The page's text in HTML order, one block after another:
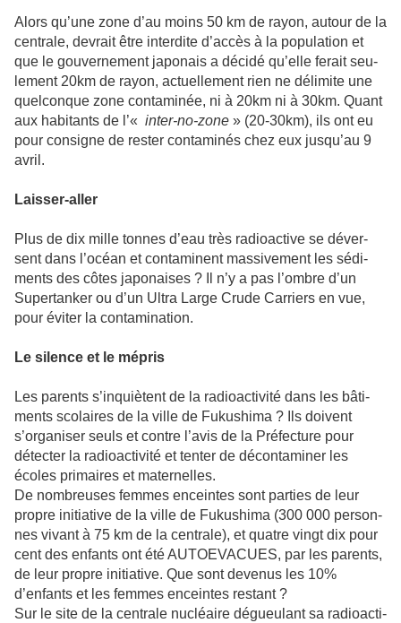
Alors qu’une zone d’au moins 50 km de rayon, autour de la
cen­trale, devrait être inter­dite d’accès à la popu­la­tion et
que le gou­ver­ne­ment japo­nais a décidé qu’elle ferait seu­
le­ment 20km de rayon, actuel­le­ment rien ne déli­mite une
quel­conque zone conta­mi­née, ni à 20km ni à 30km. Quant
aux habi­tants de l’« inter-no-zone » (20-30km), ils ont eu
pour consi­gne de rester conta­mi­nés chez eux jusqu’au 9
avril.
Laisser-aller
Plus de dix mille tonnes d’eau très radio­ac­tive se déver­
sent dans l’océan et conta­mi­nent mas­si­ve­ment les sédi­
ments des côtes japo­nai­ses ? Il n’y a pas l’ombre d’un
Supertanker ou d’un Ultra Large Crude Carriers en vue,
pour éviter la conta­mi­na­tion.
Le silence et le mépris
Les parents s’inquiè­tent de la radio­ac­ti­vité dans les bâti­
ments sco­lai­res de la ville de Fukushima ? Ils doi­vent
s’orga­ni­ser seuls et contre l’avis de la Préfecture pour
détec­ter la radio­ac­ti­vité et tenter de déconta­mi­ner les
écoles pri­mai­res et mater­nel­les.
De nom­breu­ses femmes encein­tes sont par­ties de leur
propre ini­tia­tive de la ville de Fukushima (300 000 per­son­
nes vivant à 75 km de la cen­trale), et quatre vingt dix pour
cent des enfants ont été AUTOEVACUES, par les parents,
de leur propre ini­tia­tive. Que sont deve­nus les 10%
d’enfants et les femmes encein­tes res­tant ?
Sur le site de la cen­trale nucléaire dégueu­lant sa radio­ac­ti­